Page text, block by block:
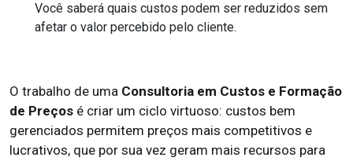
Você saberá quais custos podem ser reduzidos sem
afetar o valor percebido pelo cliente.
O trabalho de uma Consultoria em Custos e Formação
de Preços é criar um ciclo virtuoso: custos bem
gerenciados permitem preços mais competitivos e
lucrativos, que por sua vez geram mais recursos para